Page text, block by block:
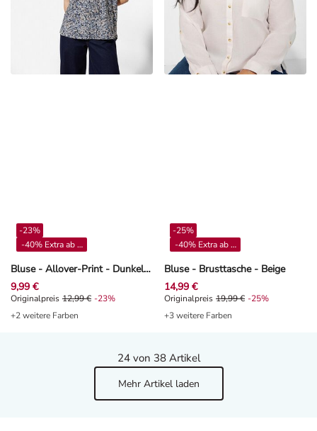
Bluse - Allover-Print - Dunkelblau
-23%
-40% Extra ab 4**
9,99 €
Originalpreis 12,99 €, Rabat -23%
Originalpreis 12,99 € -23%
+2 weitere Farben
Bluse - Brusttasche - Beige
-25%
-40% Extra ab 4**
14,99 €
Originalpreis 19,99 €, Rabat -25%
Originalpreis 19,99 € -25%
+3 weitere Farben
24von 38 Artikel
Mehr Artikel laden